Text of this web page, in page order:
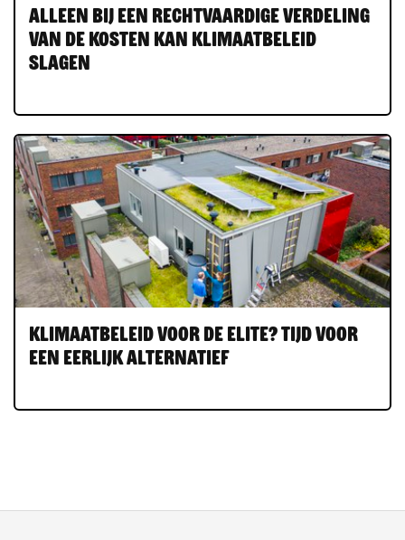
Alleen bij een rechtvaardige verdeling
van de kosten kan klimaatbeleid
slagen
Klimaatbeleid voor de elite? Tijd voor
een eerlijk alternatief